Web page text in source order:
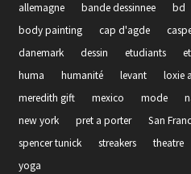
allemagne
bande dessinnee bd
body painting
cap d'agde
danemark
dessin etudiants
huma
humanité levant loxie
meredith gift
mexico mode
new york
pret a porter San
spencer tunick
streakers theatre
yoga